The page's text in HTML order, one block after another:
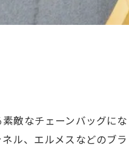
敵なチェーンバッグに
ル、エルメスなどのブ